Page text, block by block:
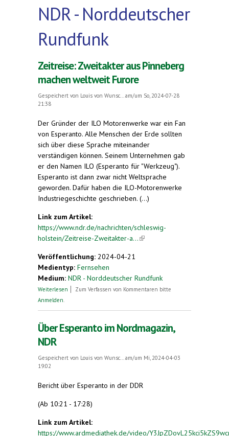
NDR - Norddeutscher
Rundfunk
Zeitreise: Zweitakter aus Pinneberg
machen weltweit Furore
Gespeichert von Louis von Wunsc...
am/um So, 2024-07-28
21:38
Der Gründer der ILO Motorenwerke war ein Fan
von Esperanto. Alle Menschen der Erde sollten
sich über diese Sprache miteinander
verständigen können. Seinem Unternehmen gab
er den Namen ILO (Esperanto für "Werkzeug").
Esperanto ist dann zwar nicht Weltsprache
geworden. Dafür haben die ILO-Motorenwerke
Industriegeschichte geschrieben. (...)
Link zum Artikel:
https://www.ndr.de/nachrichten/schleswig-
holstein/Zeitreise-Zweitakter-a...(link is external)
Veröffentlichung: 2024-04-21
Medientyp: Fernsehen
Medium: NDR - Norddeutscher Rundfunk
Weiterlesen über Zeitreise: Zweitakter aus Pinneberg machen
Zum Verfassen von Kommentaren bitte
Anmelden
Über Esperanto im Nordmagazin,
NDR
Gespeichert von Louis von Wunsc...
am/um Mi, 2024-04-03
19:02
Bericht über Esperanto in der DDR
(Ab 10:21 - 17:28)
Link zum Artikel:
https://www.ardmediathek.de/video/